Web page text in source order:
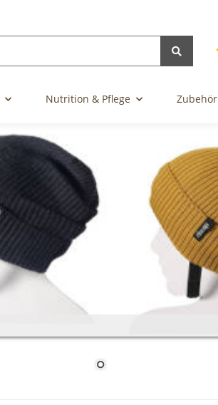
Nutrition & Pflege Zubehör